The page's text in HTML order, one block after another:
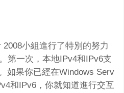
小組進行了特別的努力
第一次，本地IPv4和IPv6支
如果你已經在Windows Serv
和IPv6，你就知道進行交互